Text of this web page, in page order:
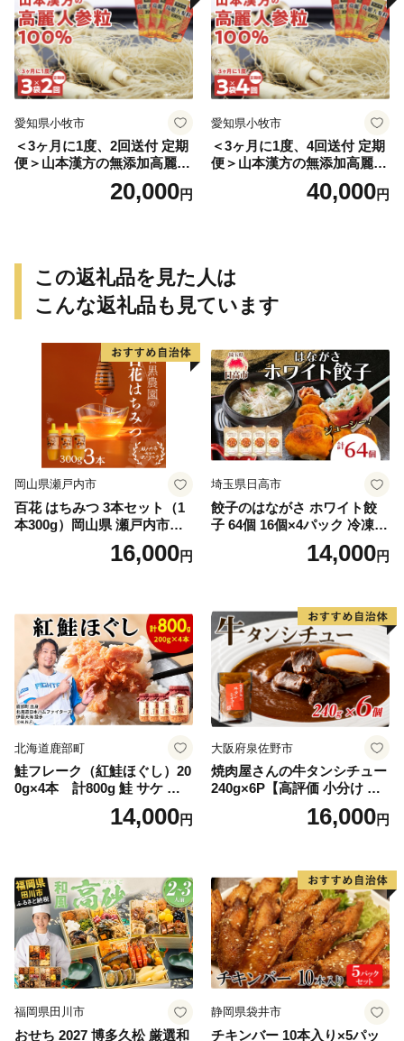
愛知県小牧市
＜3ヶ月に1度、2回送付 定期
便＞山本漢方の無添加高麗人
20,000円
愛知県小牧市
＜3ヶ月に1度、4回送付 定期
便＞山本漢方の無添加高麗人
40,000円
この返礼品を見た人は
こんな返礼品も見ています
岡山県瀬戸内市
百花 はちみつ 3本セット（1
本300g）岡山県 瀬戸内市産
石黒農園 ヨーグルト パン 砂
糖の代わり 香り高い いい香
16,000円
埼玉県日高市
餃子のはながさ ホワイト餃
子 64個 16個×4パック 冷凍
中華 点心 B級グルメ ご当地
野菜 おつまみ おかず 簡単調
ー ギフト お取り寄せ 日高市
14,000円
北海道鹿部町
鮭フレーク（紅鮭ほぐし）20
0g×4本 計800g 鮭 サケ 鮭
ほぐし サケフレーク シャケ
フレーク 鮭フレーク14,000円
大阪府泉佐野市
焼肉屋さんの牛タンシチュー
240g×6P【高評価 小分け 惣
菜 牛たん 一人暮らし 冷凍】
16,000円
福岡県田川市
おせち 2027 博多久松 厳選和
静岡県袋井市
チキンバー 10本入り×5パッ